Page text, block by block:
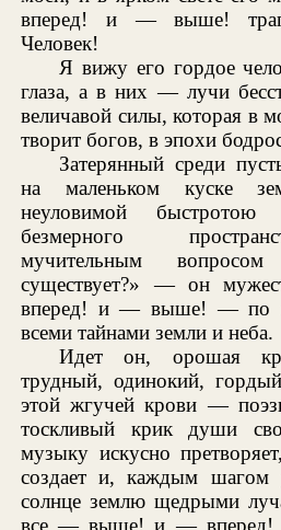
вперед! и — выше!
Человек!
Я вижу его гордое
глаза, а в них — лучи
величавой силы, которая в
творит богов, в эпохи
Затерянный среди
на маленьком куске
неуловимой
безмерного
мучительным
существует?» — он
вперед! и — выше! — по
всеми тайнами земли и неба.
Идет он, орошая
трудный, одинокий,
этой жгучей крови —
тоскливый крик души
музыку искусно
создает и, каждым шагом
солнце землю щедрыми
все — выше! и — вперед!